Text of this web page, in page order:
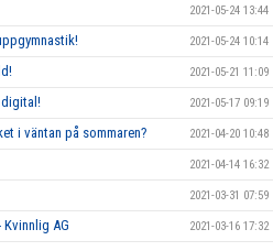
2021-05-24 13:44
2021-05-24 10:14
2021-05-21 11:09
digital! 2021-05-17 09:19
i väntan på sommaren? 2021-04-20 10:48
2021-04-14 16:32
2021-03-31 07:59
AG 2021-03-16 17:32